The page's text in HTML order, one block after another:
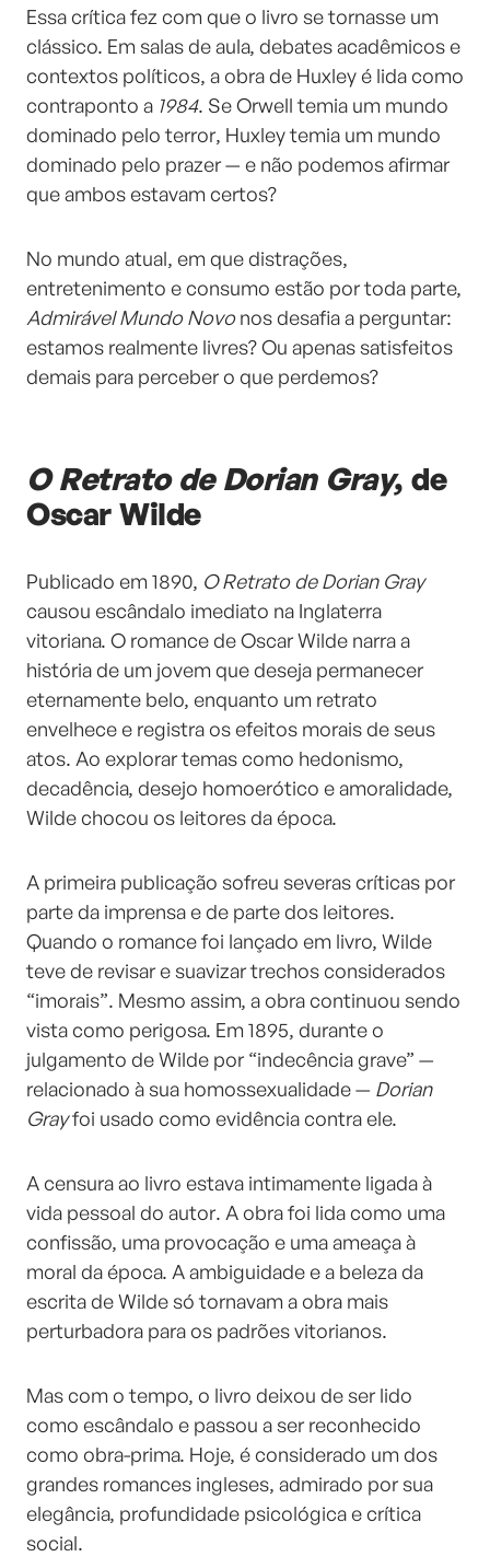
Essa crítica fez com que o livro se tornasse um
clássico. Em salas de aula, debates acadêmicos e
contextos políticos, a obra de Huxley é lida como
contraponto a 1984. Se Orwell temia um mundo
dominado pelo terror, Huxley temia um mundo
dominado pelo prazer — e não podemos afirmar
que ambos estavam certos?
No mundo atual, em que distrações,
entretenimento e consumo estão por toda parte,
Admirável Mundo Novonos desafia a perguntar:
estamos realmente livres? Ou apenas satisfeitos
demais para perceber o que perdemos?
O Retrato de Dorian Gray, de
Oscar Wilde
Publicado em 1890, O Retrato de Dorian Gray
causou escândalo imediato na Inglaterra
vitoriana. O romance de Oscar Wilde narra a
história de um jovem que deseja permanecer
eternamente belo, enquanto um retrato
envelhece e registra os efeitos morais de seus
atos. Ao explorar temas como hedonismo,
decadência, desejo homoerótico e amoralidade,
Wilde chocou os leitores da época.
A primeira publicação sofreu severas críticas por
parte da imprensa e de parte dos leitores.
Quando o romance foi lançado em livro, Wilde
teve de revisar e suavizar trechos considerados
“imorais”. Mesmo assim, a obra continuou sendo
vista como perigosa. Em 1895, durante o
julgamento de Wilde por “indecência grave” —
relacionado à sua homossexualidade — Dorian
Grayfoi usado como evidência contra ele.
A censura ao livro estava intimamente ligada à
vida pessoal do autor. A obra foi lida como uma
confissão, uma provocação e uma ameaça à
moral da época. A ambiguidade e a beleza da
escrita de Wilde só tornavam a obra mais
perturbadora para os padrões vitorianos.
Mas com o tempo, o livro deixou de ser lido
como escândalo e passou a ser reconhecido
como obra-prima. Hoje, é considerado um dos
grandes romances ingleses, admirado por sua
elegância, profundidade psicológica e crítica
social.